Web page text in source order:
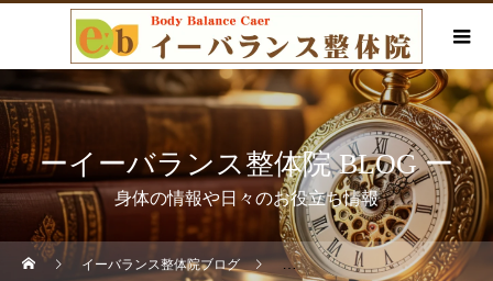
ーイーバランス整体院 BLOG ー
身体の情報や日々のお役立ち情報
イーバランス整体院ブログ 産後の骨盤矯正・産後のお悩み